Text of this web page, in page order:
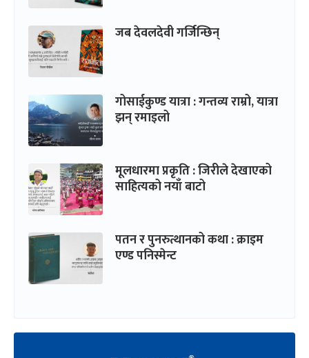
जब देवलदेवी गर्जिन्छिन्
गोसाईकुण्ड यात्रा : गन्तव्य राम्रो, यात्रा
झन् रमाइलो
मूलधारमा प्रकृति : जिरीले देखाएको
साहित्यको नयाँ बाटो
पतन र पुनरुत्थानको कथा : क्राइम
एण्ड पनिस्मेन्ट